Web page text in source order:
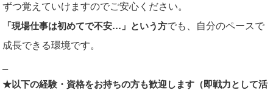
ずつ覚えていけますのでご安心ください。
「現場仕事は初めてで不安…」という方でも、自分のペースで
成長できる環境です。
★以下の経験・資格をお持ちの方も歓迎します（即戦力として活